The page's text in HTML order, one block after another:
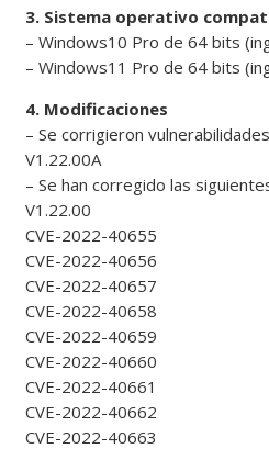
3. Sistema operativo
– Windows10 Pro de 64 bits
– Windows11 Pro de 64 bits
4. Modificaciones
– Se corrigieron
V1.22.00A
– Se han corregido las
V1.22.00
CVE-2022-40655
CVE-2022-40656
CVE-2022-40657
CVE-2022-40658
CVE-2022-40659
CVE-2022-40660
CVE-2022-40661
CVE-2022-40662
CVE-2022-40663